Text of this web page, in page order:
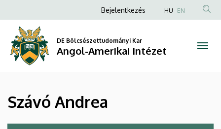
Andrea
Angol-
Amerikai
Intézet
a
tartalomra
Anonim
fiók
menüje
Bejelentkezés HU EN
DE Bölcsészettudományi Kar
Angol-Amerikai Intézet
Szávó Andrea